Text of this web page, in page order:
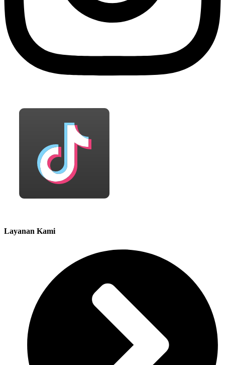
Layanan Kami